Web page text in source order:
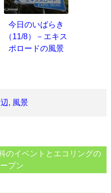
今日のいばらき
（11/8）－エキス
ポロードの風景
, 風景
のイベントとエコリングの
プン